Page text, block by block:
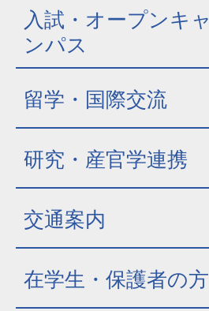
入試・オープンキャ
ンパス
留学・国際交流
研究・産官学連携
交通案内
在学生・保護者の方